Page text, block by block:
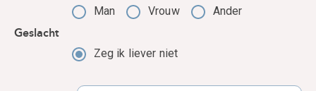
Geslacht
Man Vrouw Ander
Zeg ik liever niet